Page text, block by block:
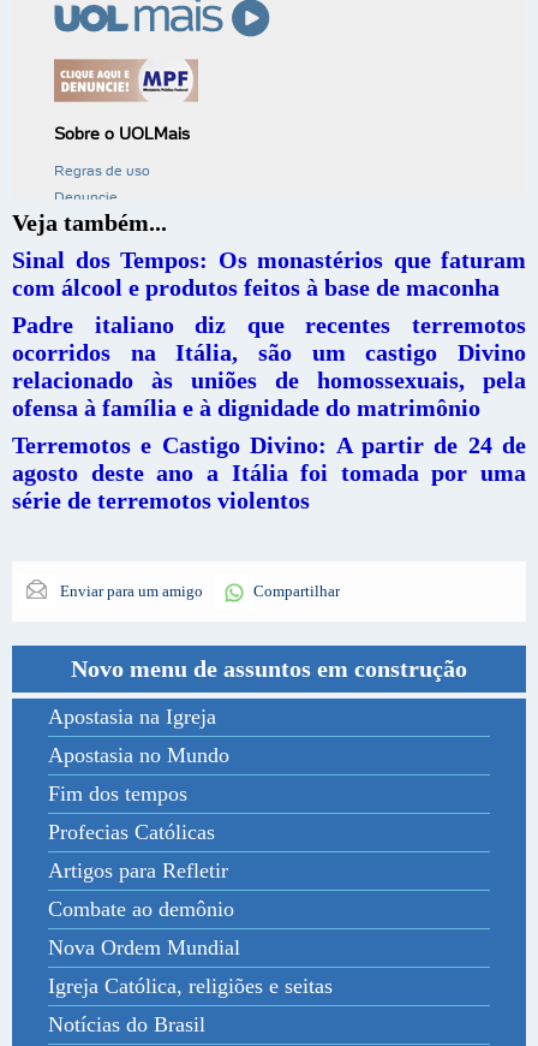
Veja também...
Sinal dos Tempos: Os monastérios que faturam
com álcool e produtos feitos à base de maconha
Padre italiano diz que recentes terremotos
ocorridos na Itália, são um castigo Divino
relacionado às uniões de homossexuais, pela
ofensa à família e à dignidade do matrimônio
Terremotos e Castigo Divino: A partir de 24 de
agosto deste ano a Itália foi tomada por uma
série de terremotos violentos
Enviar para um amigo Compartilhar
Novo menu de assuntos em construção
Apostasia na Igreja
Apostasia no Mundo
Fim dos tempos
Profecias Católicas
Artigos para Refletir
Combate ao demônio
Nova Ordem Mundial
Igreja Católica, religiões e seitas
Notícias do Brasil